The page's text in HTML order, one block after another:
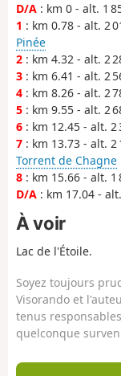
D/A : km 0 - alt. 1
1 : km 0.78 - alt. 2
Pinée
2 : km 4.32 - alt. 2
3 : km 6.41 - alt. 2
4 : km 8.26 - alt. 2
5 : km 9.55 - alt. 2
6 : km 12.45 - alt. 2
7 : km 13.73 - alt. 2
Torrent de Chagne
8 : km 15.66 - alt. 1
D/A : km 17.04 -
À voir
Lac de l'Étoile.
Soyez toujours
Visorando et
tenus
quelconque